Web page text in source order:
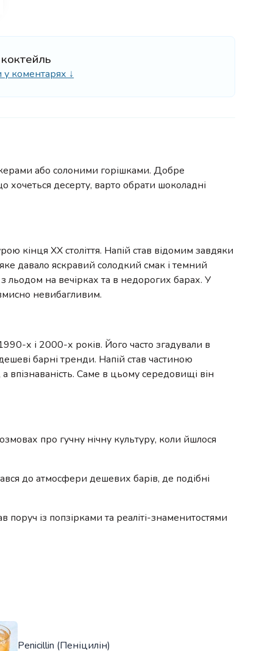
коментарях ↓
або солоними горішками. Добре
десерту, варто обрати шоколадні
кінця XX століття. Напій став відомим завдяки
давало яскравий солодкий смак і темний
льодом на вечірках та в недорогих барах. У
невибагливим.
х і 2000-х років. Його часто згадували в
барні тренди. Напій став частиною
впізнаваність. Саме в цьому середовищі він
про гучну нічну культуру, коли йшлося
до атмосфери дешевих барів, де подібні
поруч із попзірками та реаліті-знаменитостями
Penicillin (Пеніцилін)